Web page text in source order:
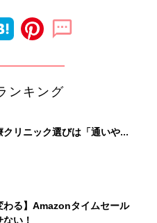
ンキング
クリニック選びは「通いやす
！選び方、重要3カ条っ
わる】Amazonタイムセール
い！